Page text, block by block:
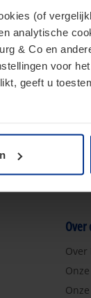
(of
analytische
& Co en
voor
geeft u
Over